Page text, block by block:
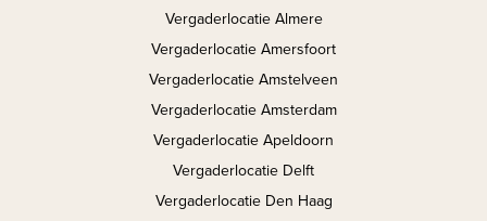
Vergaderlocatie Almere
Vergaderlocatie Amersfoort
Vergaderlocatie Amstelveen
Vergaderlocatie Amsterdam
Vergaderlocatie Apeldoorn
Vergaderlocatie Delft
Vergaderlocatie Den Haag